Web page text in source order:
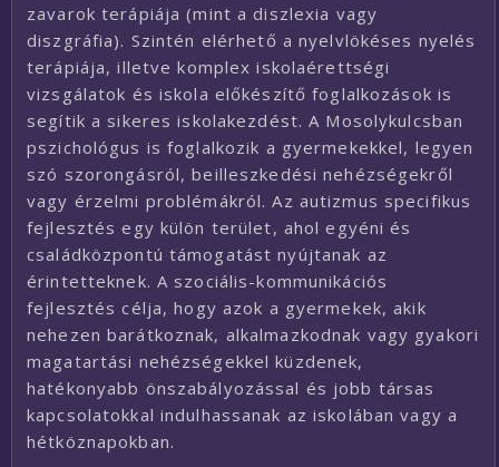
zavarok terápiája (mint a diszlexia vagy
diszgráfia). Szintén elérhető a nyelvlökéses nyelés
terápiája, illetve komplex iskolaérettségi
vizsgálatok és iskola előkészítő foglalkozások is
segítik a sikeres iskolakezdést. A Mosolykulcsban
pszichológus is foglalkozik a gyermekekkel, legyen
szó szorongásról, beilleszkedési nehézségekről
vagy érzelmi problémákról. Az autizmus specifikus
fejlesztés egy külön terület, ahol egyéni és
családközpontú támogatást nyújtanak az
érintetteknek. A szociális-kommunikációs
fejlesztés célja, hogy azok a gyermekek, akik
nehezen barátkoznak, alkalmazkodnak vagy gyakori
magatartási nehézségekkel küzdenek,
hatékonyabb önszabályozással és jobb társas
kapcsolatokkal indulhassanak az iskolában vagy a
hétköznapokban.